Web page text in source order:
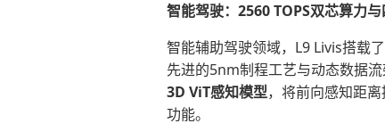
智能驾驶：2560TOPS双芯算力
智能辅助驾驶领域，L9 Livis搭载
先进的5nm制程工艺与动态数据
3D ViT感知模型，将前向感知距
功能。